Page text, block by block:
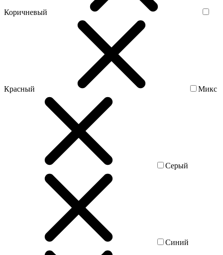
Коричневый
Красный Микс
Серый
Синий